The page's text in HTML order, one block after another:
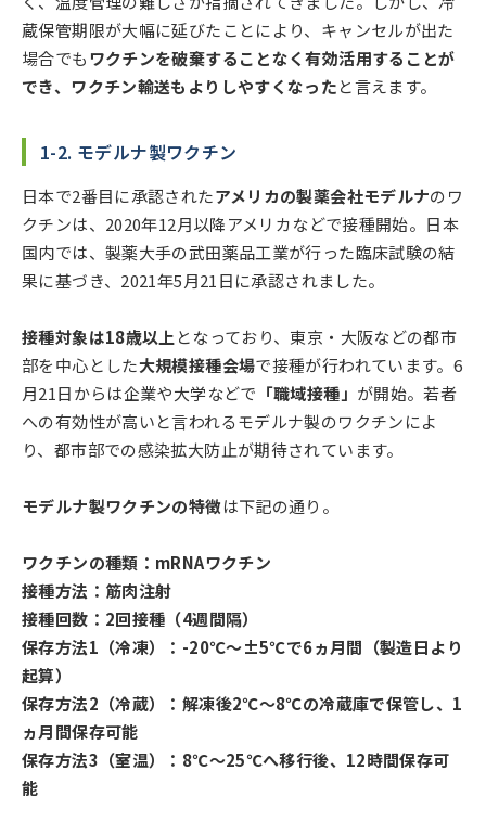
蔵保管期限が大幅に延びたことにより、キャンセルが出た
場合でも ワクチンを破棄することなく有効活用することが
でき、ワクチン輸送もよりしやすくなったと言えます。
1-2. モデルナ製ワクチン
日本で2番目に承認されたアメリカの製薬会社モデルナのワ
クチンは、2020年12月以降アメリカなどで接種開始。日本
国内では、製薬大手の武田薬品工業が行った臨床試験の結
果に基づき、2021年5月21日に承認されました。
接種対象は18歳以上 となっており、東京・大阪などの都市
部を中心とした大規模接種会場で接種が行われています。6
月21日からは企業や大学などで 「職域接種」 が開始。若者
への有効性が高いと言われるモデルナ製のワクチンによ
り、都市部での感染拡大防止が期待されています。
モデルナ製ワクチンの特徴は下記の通り。
ワクチンの種類：mRNAワクチン
接種方法：筋肉注射
接種回数：2回接種（4週間隔）
保存方法1（冷凍）：-20℃～±5℃で6ヵ月間（製造日より
起算）
保存方法2（冷蔵）：解凍後2℃～8℃の冷蔵庫で保管し、1
ヵ月間保存可能
保存方法3（室温）：8℃～25℃へ移行後、12時間保存可
能